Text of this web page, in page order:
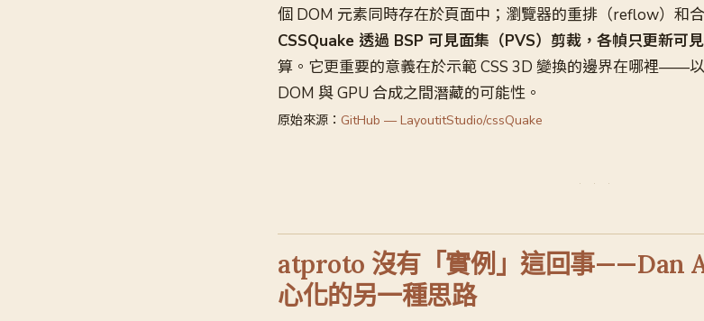
個 DOM 元素同時存在於頁面中；瀏覽器的重排（reflow）和
CSSQuake 透過 BSP 可見面集（PVS）剪裁，各幀只更新可
算。它更重要的意義在於示範 CSS 3D 變換的邊界在哪裡——
DOM 與 GPU 合成之間潛藏的可能性。
原始來源： GitHub — LayoutitStudio/cssQuake
atproto 沒有「實例」這回事——Dan
心化的另一種思路